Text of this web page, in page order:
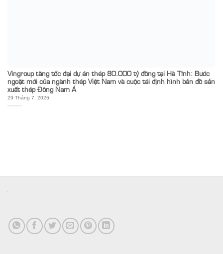
Vingroup tăng tốc đại dự án thép 80.000 tỷ đồng tại Hà Tĩnh: Bước
ngoặt mới của ngành thép Việt Nam và cuộc tái định hình bản đồ sản
xuất thép Đông Nam Á
29 Tháng 7, 2026